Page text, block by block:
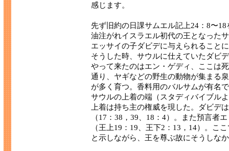
感じます。
先ず旧約の日課サムエル記上24：8〜
油注がれイスラエル初代の王となった
エッサイの子ダビデに与えられること
そうした時、サウルに仕えていたダビ
やって来たのはエン・ゲディ、ここは
通り、ヤギなどの野生の動物が集まる
が多く育つ。香料用のバルサムが有名
サウルの上着の端（スタディバイブル
上着は持ち主の権威を現した。ダビデ
（17：38，39、18：4）。また預言者
（王上19：19、王下2：13，14）。こ
と示しながら、王を尊ぶ故にそうしな